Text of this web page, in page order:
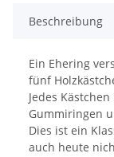
Beschreibung
Ein Ehering
fünf
Jedes
Gummiringen
Dies ist ein
auch heute